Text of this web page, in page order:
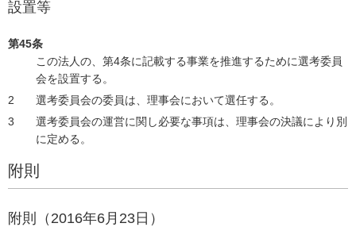
設置等
第45条
この法人の、第4条に記載する事業を推進するために選考委員
会を設置する。
選考委員会の委員は、理事会において選任する。
選考委員会の運営に関し必要な事項は、理事会の決議により別
に定める。
附則
附則（2016年6月23日）